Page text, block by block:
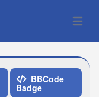
Open
BBCode
Badge